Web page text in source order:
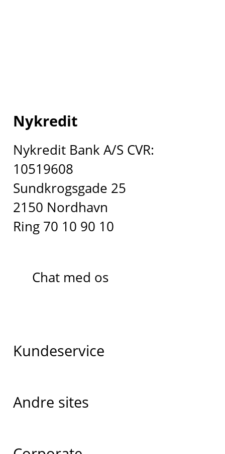
Nykredit
Nykredit Bank A/S CVR:
10519608
Sundkrogsgade 25
2150 Nordhavn
Ring 70 10 90 10
Chat med os
Kundeservice
Andre sites